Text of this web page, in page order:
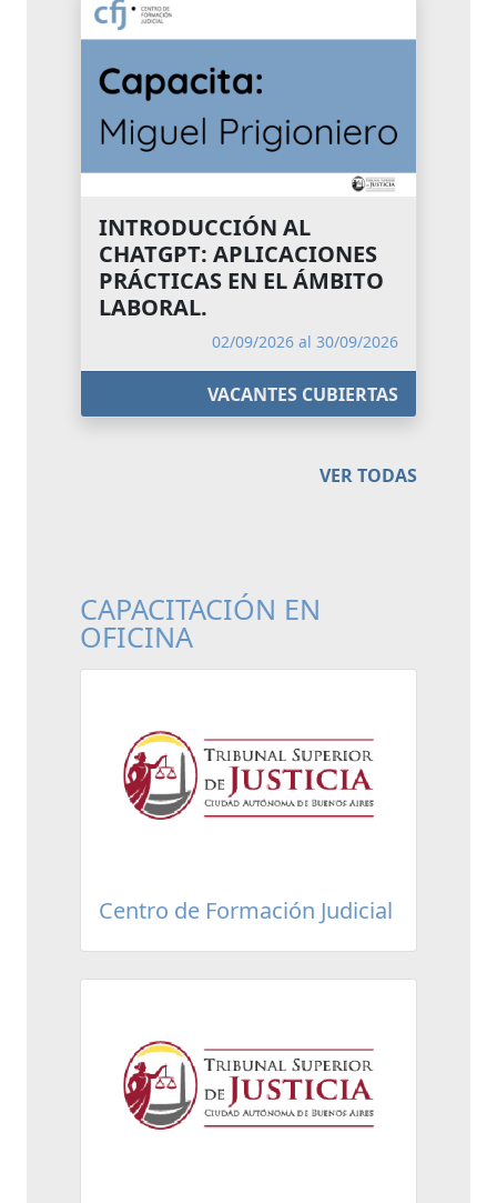
INTRODUCCIÓN AL
CHATGPT: APLICACIONES
PRÁCTICAS EN EL ÁMBITO
LABORAL.
02/09/2026 al 30/09/2026
VACANTES CUBIERTAS
VER TODAS
CAPACITACIÓN EN
OFICINA
Centro de Formación Judicial